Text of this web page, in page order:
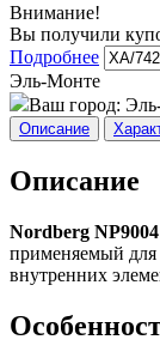
Внимание!
Вы получили
Подробнее
Эль-Монте
Ваш город:
Описание
Описание
Nordberg NP9004
применяемый
внутренних